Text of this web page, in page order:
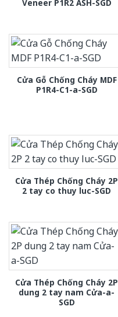
Veneer P1R2 ASH-SGD
Cửa Gỗ Chống Cháy MDF
P1R4-C1-a-SGD
Cửa Thép Chống Cháy 2P
2 tay co thuy luc-SGD
Cửa Thép Chống Cháy 2P
dung 2 tay nam Cửa-a-
SGD